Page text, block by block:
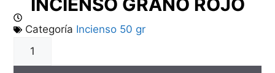
INCIENSO GRANO ROJO
Categoría Incienso 50 gr